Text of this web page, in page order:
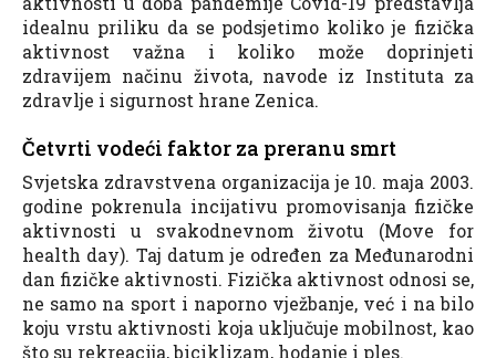
idealnu priliku da se podsjetimo koliko je fizička
aktivnost važna i koliko može doprinjeti
zdravijem načinu života, navode iz Instituta za
zdravlje i sigurnost hrane Zenica.
Četvrti vodeći faktor za preranu smrt
Svjetska zdravstvena organizacija je 10. maja 2003.
godine pokrenula incijativu promovisanja fizičke
aktivnosti u svakodnevnom životu (Move for
health day). Taj datum je određen za Međunarodni
dan fizičke aktivnosti. Fizička aktivnost odnosi se,
ne samo na sport i naporno vježbanje, već i na bilo
koju vrstu aktivnosti koja uključuje mobilnost, kao
što su rekreacija, biciklizam, hodanje i ples.